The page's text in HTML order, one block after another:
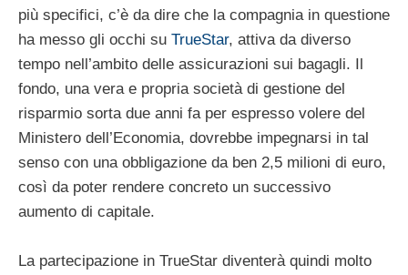
più specifici, c’è da dire che la compagnia in questione
ha messo gli occhi su TrueStar, attiva da diverso
tempo nell’ambito delle assicurazioni sui bagagli. Il
fondo, una vera e propria società di gestione del
risparmio sorta due anni fa per espresso volere del
Ministero dell’Economia, dovrebbe impegnarsi in tal
senso con una obbligazione da ben 2,5 milioni di euro,
così da poter rendere concreto un successivo
aumento di capitale.
La partecipazione in TrueStar diventerà quindi molto